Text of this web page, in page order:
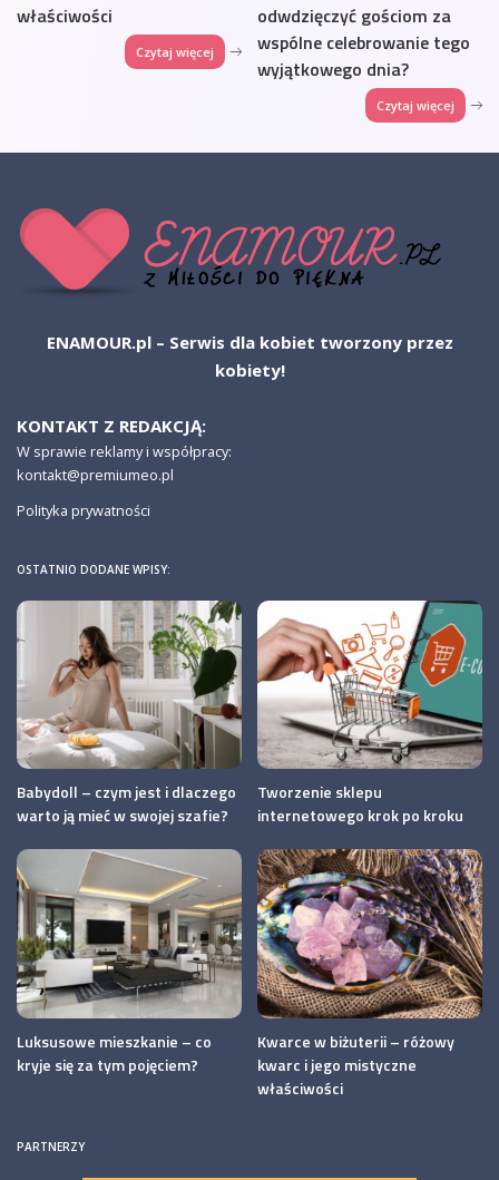
właściwości
Czytaj więcej
odwdzięczyć gościom za
wspólne celebrowanie tego
wyjątkowego dnia?
Czytaj więcej
ENAMOUR.pl – Serwis dla kobiet tworzony przez
kobiety!
KONTAKT Z REDAKCJĄ:
W sprawie reklamy i współpracy:
kontakt@premiumeo.pl
Polityka prywatności
OSTATNIO DODANE WPISY:
Babydoll – czym jest i dlaczego
warto ją mieć w swojej szafie?
Tworzenie sklepu
internetowego krok po kroku
Luksusowe mieszkanie – co
kryje się za tym pojęciem?
Kwarce w biżuterii – różowy
kwarc i jego mistyczne
właściwości
PARTNERZY